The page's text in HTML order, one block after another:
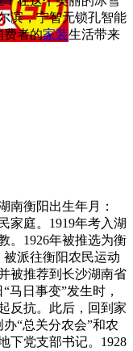
滨，宁智无锁孔智能
费者的家装生活带来
南衡阳出生年月：
家庭。1919年考入湖
。1926年被推选为衡
派往衡阳农民运动
被推荐到长沙湖南省
马日事变”发生时，
反抗。此后，回到家
“总关分农会”和农
下党支部书记。1928